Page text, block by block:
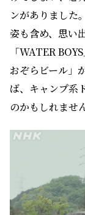
ンがありました
姿も含め、思い
「WATER
おぞらビール」
ば、キャンプ系
のかもしれませ